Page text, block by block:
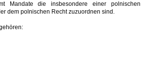
Mandate die insbesondere einer polnischen
dem polnischen Recht zuzuordnen sind.